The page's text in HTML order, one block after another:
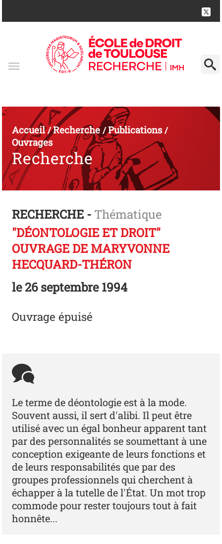
Accueil/Recherche/Publications/
Ouvrages
Recherche
RECHERCHE - Thématique
"DÉONTOLOGIE ET DROIT"
OUVRAGE DE MARYVONNE
HECQUARD-THÉRON
le26 septembre 1994
Ouvrage épuisé
Le terme de déontologie est à la mode.
Souvent aussi, il sert d'alibi. Il peut être
utilisé avec un égal bonheur apparent tant
par des personnalités se soumettant à une
conception exigeante de leurs fonctions et
de leurs responsabilités que par des
groupes professionnels qui cherchent à
échapper à la tutelle de l'État. Un mot trop
commode pour rester toujours tout à fait
honnête...